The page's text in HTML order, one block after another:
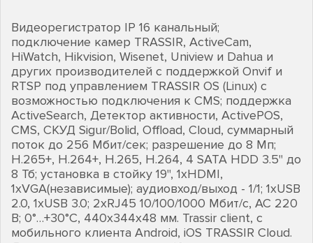
Видеорегистратор IP 16 канальный;
подключение камер TRASSIR, ActiveCam,
HiWatch, Hikvision, Wisenet, Uniview и Dahua и
других производителей с поддержкой Onvif и
RTSP под управлением TRASSIR OS (Linuх) с
возможностью подключения к CMS; поддержка
ActiveSearch, Детектор активности, ActivePOS,
CMS, СКУД Sigur/Bolid, Offload, Cloud, суммарный
поток до 256 Мбит/сек; разрешение до 8 Мп;
H.265+, Н.264+, H.265, Н.264, 4 SATA HDD 3.5" до
8 Тб; установка в стойку 19", 1хHDMI,
1хVGA(независимые); аудиовход/выход - 1/1; 1хUSB
2.0, 1хUSB 3.0; 2хRJ45 10/100/1000 Мбит/с, AC 220
В; 0°…+30°C, 440х344х48 мм. Trassir client, с
мобильного клиента Android, iOS TRASSIR Cloud.